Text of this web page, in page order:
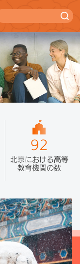
92
北京における高等
教育機関の数